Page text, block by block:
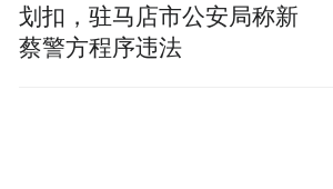
划扣，驻马店市公安局称新
蔡警方程序违法